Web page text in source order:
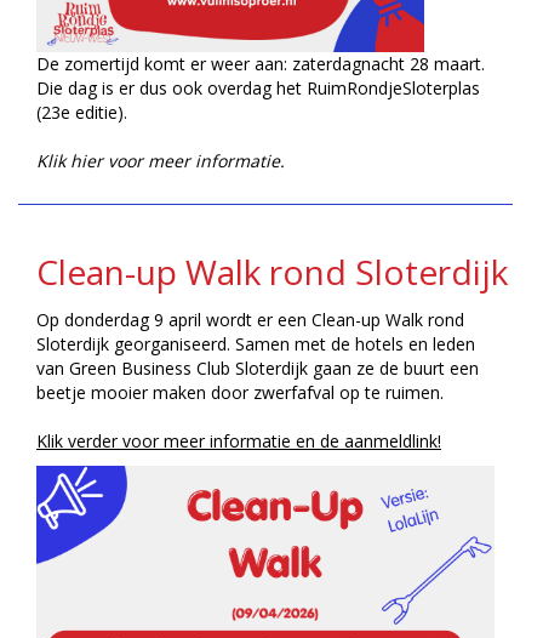
De zomertijd komt er weer aan: zaterdagnacht 28 maart.
Die dag is er dus ook overdag het RuimRondjeSloterplas
(23e editie).
Klik hier voor meer informatie.
Clean-up Walk rond Sloterdijk
Op donderdag 9 april wordt er een Clean-up Walk rond
Sloterdijk georganiseerd. Samen met de hotels en leden
van Green Business Club Sloterdijk gaan ze de buurt een
beetje mooier maken door zwerfafval op te ruimen.
Klik verder voor meer informatie en de aanmeldlink!